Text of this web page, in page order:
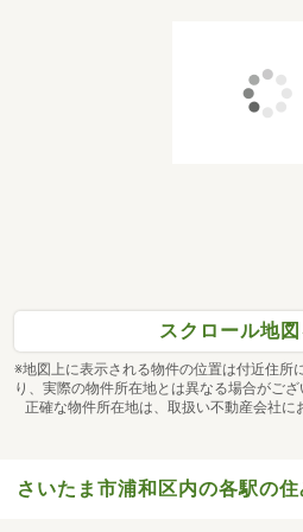
スクロール地
※地図上に表示される物件の位置は付近住所
り、実際の物件所在地とは異なる場合がござ
正確な物件所在地は、取扱い不動産会社に
さいたま市浦和区内の各駅の住